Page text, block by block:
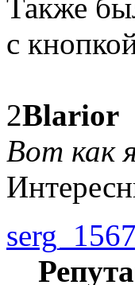
Также
с
2Blarior
Вот как
serg_1567